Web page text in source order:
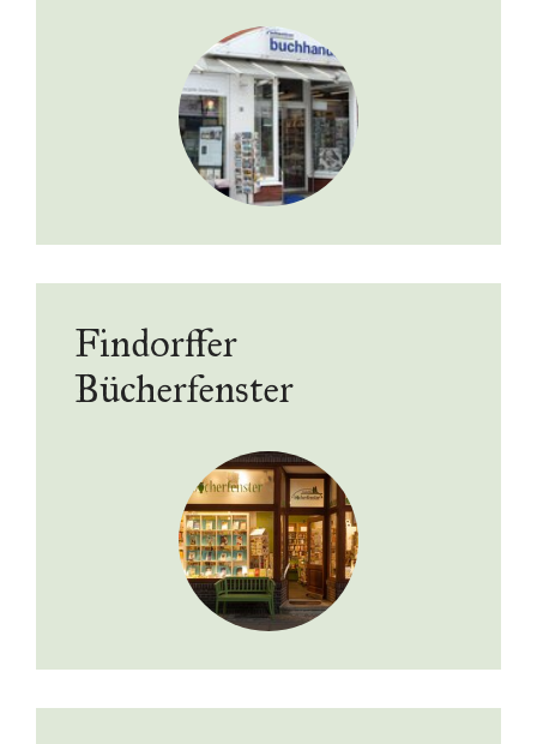
Findorffer
Bücherfenster